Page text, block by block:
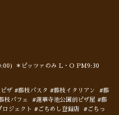
＊ピッツァのみ L・O PM9:30
ザ #藤枝パスタ #藤枝イタリアン #藤
枝パフェ #蓮華寺池公園前ピザ屋 #藤
ジェクト #ごちめし登録店 #ごちっ